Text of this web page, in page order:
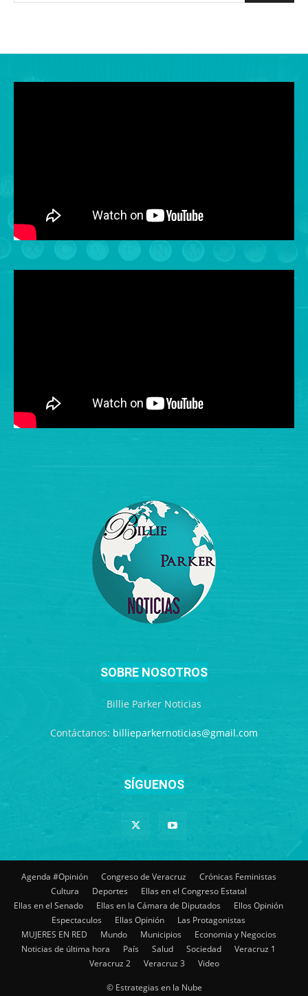
SOBRE NOSOTROS
Billie Parker Noticias
Contáctanos: billieparkernoticias@gmail.com
SÍGUENOS
Agenda #Opinión Congreso de Veracruz
Crónicas Feministas
Cultura
Deportes
Ellas en el Congreso Estatal
Ellas en el Senado
Ellas en la Cámara de Diputados
Ellos Opinión
Espectaculos
Ellas Opinión
Las Protagonistas
MUJERES EN RED
Mundo Municipios
Economia y Negocios
Noticias de última hora
País Salud Sociedad
Veracruz 1
Veracruz 2
Veracruz 3 Video
© Estrategias en la Nube